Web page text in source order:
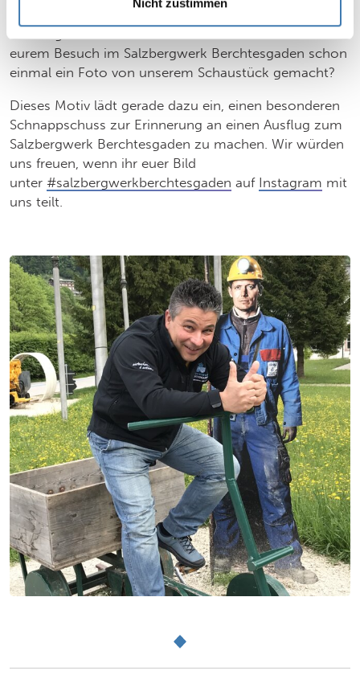
eurem Besuch im Salzbergwerk Berchtesgaden schon
einmal ein Foto von unserem Schaustück gemacht?
Dieses Motiv lädt gerade dazu ein, einen besonderen
Schnappschuss zur Erinnerung an einen Ausflug zum
Salzbergwerk Berchtesgaden zu machen. Wir würden
uns freuen, wenn ihr euer Bild
unter #salzbergwerkberchtesgaden auf Instagram mit
uns teilt.
Slider überspringen